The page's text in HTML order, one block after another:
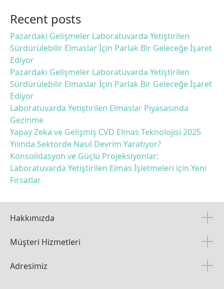
Recent posts
Pazardaki Gelişmeler Laboratuvarda Yetiştirilen
Sürdürülebilir Elmaslar İçin Parlak Bir Geleceğe İşaret
Ediyor
Pazardaki Gelişmeler Laboratuvarda Yetiştirilen
Sürdürülebilir Elmaslar İçin Parlak Bir Geleceğe İşaret
Ediyor
Laboratuvarda Yetiştirilen Elmaslar Piyasasında
Gezinme
Yapay Zeka ve Gelişmiş CVD Elmas Teknolojisi 2025
Yılında Sektörde Nasıl Devrim Yaratıyor?
Konsolidasyon ve Güçlü Projeksiyonlar:
Laboratuvarda Yetiştirilen Elmas İşletmeleri için Yeni
Fırsatlar
Hakkımızda
Müşteri Hizmetleri
Adresimiz